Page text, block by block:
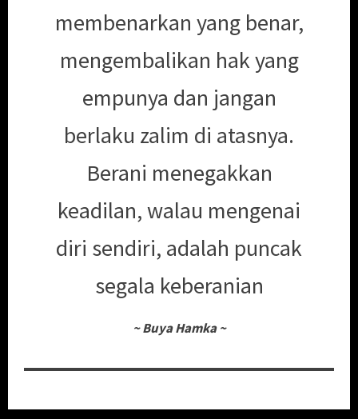
membenarkan yang benar,
mengembalikan hak yang
empunya dan jangan
berlaku zalim di atasnya.
Berani menegakkan
keadilan, walau mengenai
diri sendiri, adalah puncak
segala keberanian
~ Buya Hamka ~